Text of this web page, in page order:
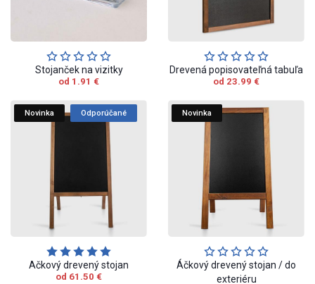
Stojanček na vizitky
od 1.91 €
Drevená popisovateľná tabuľa
od 23.99 €
Novinka Odporúčané
Ačkový drevený stojan
od 61.50 €
Novinka
Áčkový drevený stojan / do
exteriéru